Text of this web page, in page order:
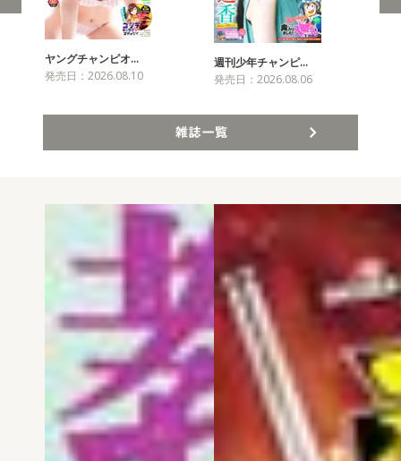
ヤングチャンピオ…
発売日：2026.08.10
週刊少年チャンピ…
発売日：2026.08.06